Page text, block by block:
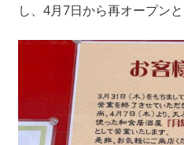
し、4月7日から再オープンと